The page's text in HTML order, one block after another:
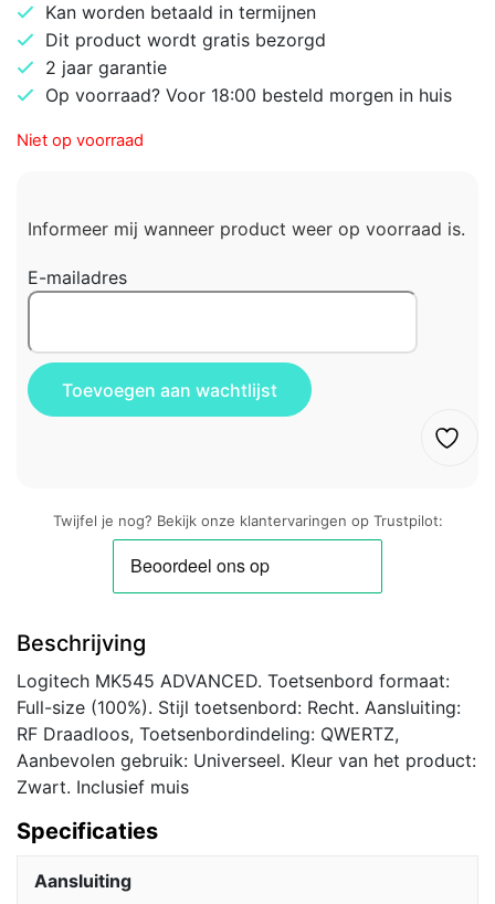
Kan worden betaald in termijnen
Dit product wordt gratis bezorgd
2 jaar garantie
Op voorraad? Voor 18:00 besteld morgen in huis
Niet op voorraad
Informeer mij wanneer product weer op voorraad is.
E-mailadres
Twijfel je nog? Bekijk onze klantervaringen op Trustpilot:
Beschrijving
Logitech MK545 ADVANCED. Toetsenbord formaat:
Full-size (100%). Stijl toetsenbord: Recht. Aansluiting:
RF Draadloos, Toetsenbordindeling: QWERTZ,
Aanbevolen gebruik: Universeel. Kleur van het product:
Zwart. Inclusief muis
Specificaties
Aansluiting